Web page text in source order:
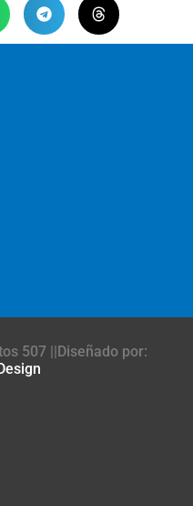
507 ||Diseñado por: